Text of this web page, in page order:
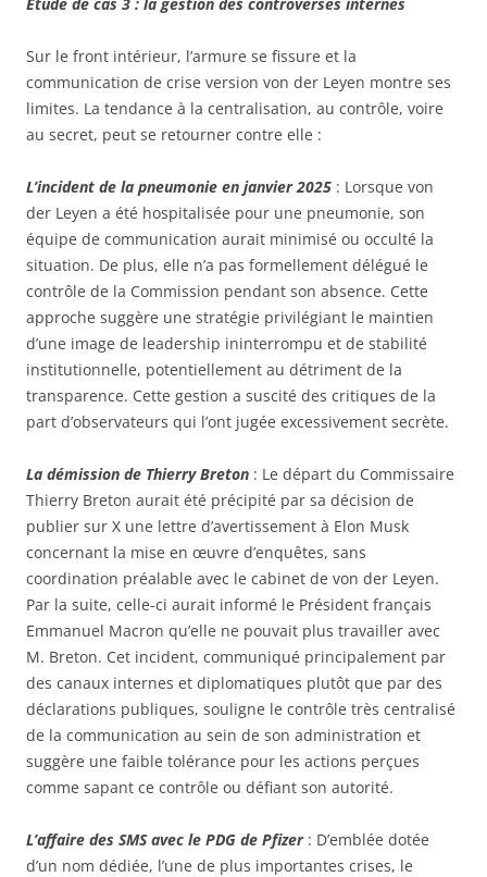
Sur le front intérieur, l’armure se fissure et la
communication de crise version von der Leyen montre ses
limites. La tendance à la centralisation, au contrôle, voire
au secret, peut se retourner contre elle :
L’incident de la pneumonie en janvier 2025 : Lorsque von
der Leyen a été hospitalisée pour une pneumonie, son
équipe de communication aurait minimisé ou occulté la
situation. De plus, elle n’a pas formellement délégué le
contrôle de la Commission pendant son absence. Cette
approche suggère une stratégie privilégiant le maintien
d’une image de leadership ininterrompu et de stabilité
institutionnelle, potentiellement au détriment de la
transparence. Cette gestion a suscité des critiques de la
part d’observateurs qui l’ont jugée excessivement secrète.
La démission de Thierry Breton : Le départ du Commissaire
Thierry Breton aurait été précipité par sa décision de
publier sur X une lettre d’avertissement à Elon Musk
concernant la mise en œuvre d’enquêtes, sans
coordination préalable avec le cabinet de von der Leyen.
Par la suite, celle-ci aurait informé le Président français
Emmanuel Macron qu’elle ne pouvait plus travailler avec
M. Breton. Cet incident, communiqué principalement par
des canaux internes et diplomatiques plutôt que par des
déclarations publiques, souligne le contrôle très centralisé
de la communication au sein de son administration et
suggère une faible tolérance pour les actions perçues
comme sapant ce contrôle ou défiant son autorité.
L’affaire des SMS avec le PDG de Pfizer: D’emblée dotée
d’un nom dédiée, l’une de plus importantes crises, le